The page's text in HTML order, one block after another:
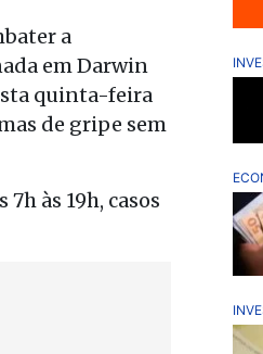
a
em Darwin
quinta-feira
de gripe sem
às 19h, casos